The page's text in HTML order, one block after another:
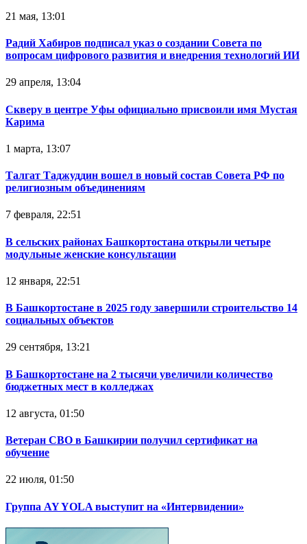
21 мая, 13:01
Радий Хабиров подписал указ о создании Совета по
вопросам цифрового развития и внедрения технологий ИИ
29 апреля, 13:04
Скверу в центре Уфы официально присвоили имя Мустая
Карима
1 марта, 13:07
Талгат Таджуддин вошел в новый состав Совета РФ по
религиозным объединениям
7 февраля, 22:51
В сельских районах Башкортостана открыли четыре
модульные женские консультации
12 января, 22:51
В Башкортостане в 2025 году завершили строительство 14
социальных объектов
29 сентября, 13:21
В Башкортостане на 2 тысячи увеличили количество
бюджетных мест в колледжах
12 августа, 01:50
Ветеран СВО в Башкирии получил сертификат на
обучение
22 июля, 01:50
Группа AY YOLA выступит на «Интервидении»